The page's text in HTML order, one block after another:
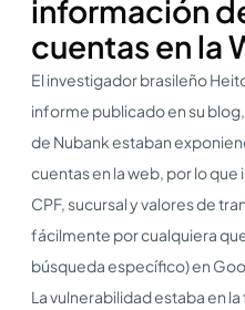
información
cuentas en la
El investigador brasileño
informe publicado en su
de Nubank estaban
cuentas en la web, por lo
CPF, sucursal y valores de
fácilmente por cualquiera
búsqueda específico) en
La vulnerabilidad estaba en